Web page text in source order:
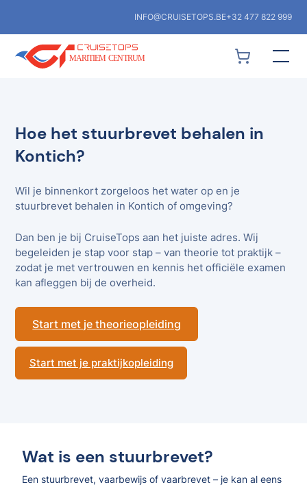
INFO@CRUISETOPS.BE+32 477 822 999
Hoe het stuurbrevet behalen in
Kontich?
Wil je binnenkort zorgeloos het water op en je
stuurbrevet behalen in Kontich of omgeving?
Dan ben je bij CruiseTops aan het juiste adres. Wij
begeleiden je stap voor stap – van theorie tot praktijk –
zodat je met vertrouwen en kennis het officiële examen
kan afleggen bij de overheid.
Start met je theorieopleiding
Start met je praktijkopleiding
Wat is een stuurbrevet?
Een stuurbrevet, vaarbewijs of vaarbrevet – je kan al eens